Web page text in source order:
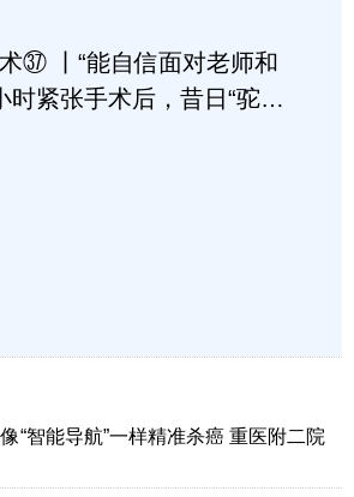
㊲ 丨“能自信面对老师和
时紧张手术后，昔日“驼
“智能导航”一样精准杀癌 重医附二院
靶向诊疗